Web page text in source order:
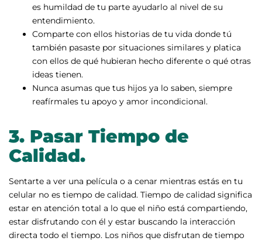
es humildad de tu parte ayudarlo al nivel de su
entendimiento.
Comparte con ellos historias de tu vida donde tú
también pasaste por situaciones similares y platica
con ellos de qué hubieran hecho diferente o qué otras
ideas tienen.
Nunca asumas que tus hijos ya lo saben, siempre
reafírmales tu apoyo y amor incondicional.
3. Pasar Tiempo de
Calidad.
Sentarte a ver una película o a cenar mientras estás en tu
celular no es tiempo de calidad. Tiempo de calidad significa
estar en atención total a lo que el niño está compartiendo,
estar disfrutando con él y estar buscando la interacción
directa todo el tiempo. Los niños que disfrutan de tiempo